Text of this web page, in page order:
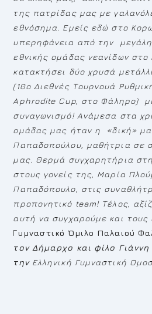
της πατρίδας μας με
εθνόσημα. Εμείς εδώ στο
υπερηφάνεια από την μεγάλη
εθνικής ομάδας νεανίδων στο
κατακτήσει δύο χρυσά
(10ο Διεθνές Τουρνουά
Aphrodite Cup, στο Φάληρο)
συναγωνισμό! Ανάμεσα στα
ομάδας μας ήταν η «δική»
Παπαδοπούλου, μαθήτρια σε
μας. Θερμά συγχαρητήρια
στους γονείς της, Μαρία
Παπαδόπουλο, στις
προπονητικό team! Τέλος,
αυτή να συγχαρούμε και τους
Γυμναστικό Όμιλο Παλαιού
τον Δήμαρχο και φίλο
την Ελληνική Γυμναστική